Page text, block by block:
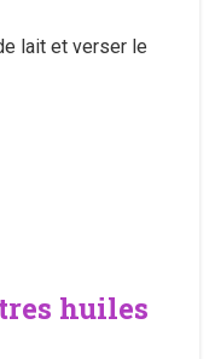
lait et verser le
huiles